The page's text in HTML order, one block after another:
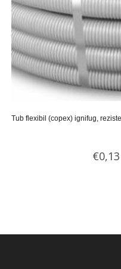
Tub flexibil (copex) ignifug,
€0,13